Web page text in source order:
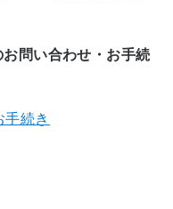
問い合わせ・お手続
手続き